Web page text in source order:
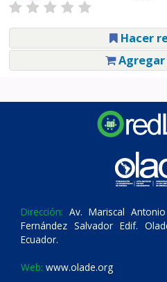
Hacer
Dirección: Av. Mariscal
Fernández Salvador Edif.
Ecuador.
Web: www.olade.org